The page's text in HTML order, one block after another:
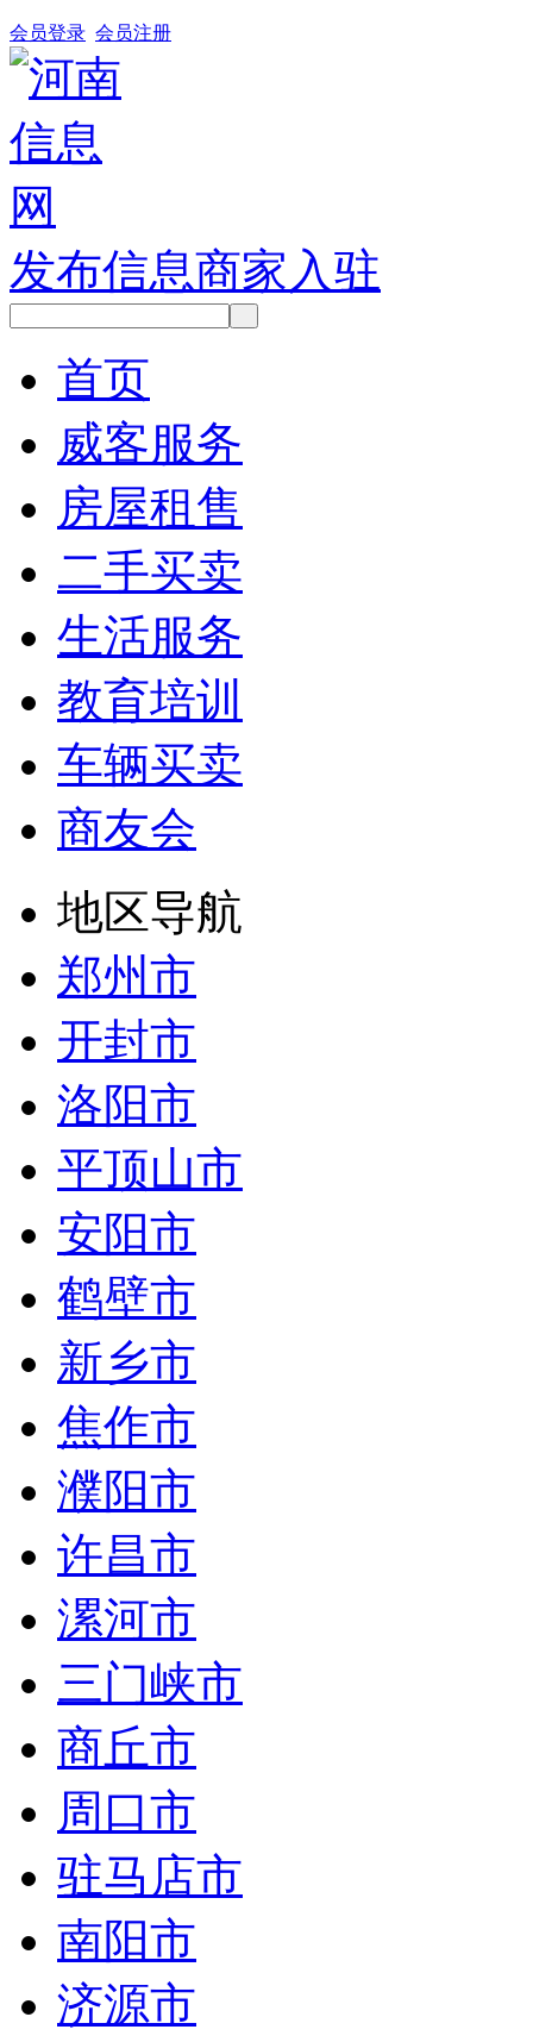
会员登录 会员注册
发布信息商家入驻
首页
威客服务
房屋租售
二手买卖
生活服务
教育培训
车辆买卖
商友会
地区导航
郑州市
开封市
洛阳市
平顶山市
安阳市
鹤壁市
新乡市
焦作市
濮阳市
许昌市
漯河市
三门峡市
商丘市
周口市
驻马店市
南阳市
济源市